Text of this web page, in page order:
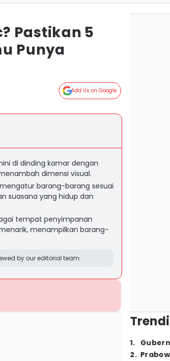
Pastikan 5
Punya
Add Us on Google
di dinding kamar dengan
dimensi visual.
barang-barang sesuai
suasana yang hidup dan
tempat penyimpanan
menampilkan barang-
by our editorial team.
1.
2.